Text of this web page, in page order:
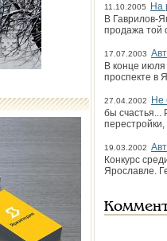
11.10.2005
На
В Гаврилов-
продажа той
17.07.2003
В конце
проспекте в
27.04.2002
Не
бы счастья...
19.03.2002
Конкурс
Ярославле.